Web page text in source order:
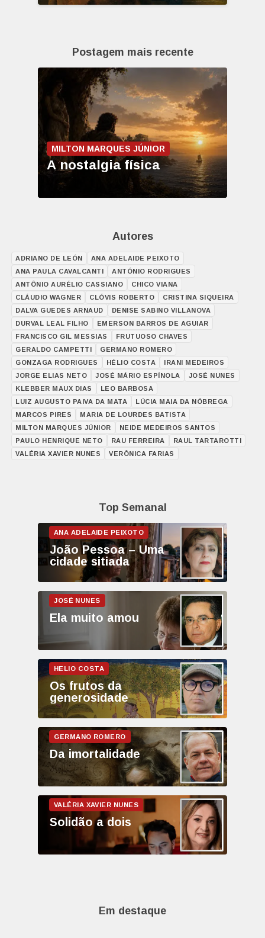
Postagem mais recente
MILTON MARQUES JÚNIOR
A nostalgia física
Autores
ADRIANO DE LEÓN
ANA ADELAIDE PEIXOTO
ANA PAULA CAVALCANTI
ANTÓNIO RODRIGUES
ANTÔNIO AURÉLIO CASSIANO
CHICO VIANA
CLÁUDIO WAGNER
CLÓVIS ROBERTO
CRISTINA SIQUEIRA
DALVA GUEDES ARNAUD
DENISE SABINO VILLANOVA
DURVAL LEAL FILHO
EMERSON BARROS DE AGUIAR
FRANCISCO GIL MESSIAS
FRUTUOSO CHAVES
GERALDO CAMPETTI
GERMANO ROMERO
GONZAGA RODRIGUES
HÉLIO COSTA
IRANI MEDEIROS
JORGE ELIAS NETO
JOSÉ MÁRIO ESPÍNOLA
JOSÉ NUNES
KLEBBER MAUX DIAS
LEO BARBOSA
LUIZ AUGUSTO PAIVA DA MATA
LÚCIA MAIA DA NÓBREGA
MARCOS PIRES
MARIA DE LOURDES BATISTA
MILTON MARQUES JÚNIOR
NEIDE MEDEIROS SANTOS
PAULO HENRIQUE NETO
RAU FERREIRA
RAUL TARTAROTTI
VALÉRIA XAVIER NUNES
VERÔNICA FARIAS
Top Semanal
João Pessoa – Uma
cidade sitiada
Ela muito amou
Os frutos da
generosidade
Da imortalidade
Solidão a dois
Em destaque